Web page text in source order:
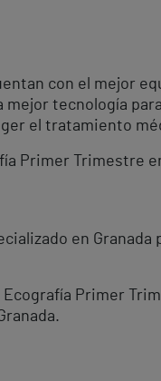
con el mejor
mejor tecnología
el tratamiento
Primer Trimestre
en
Primer